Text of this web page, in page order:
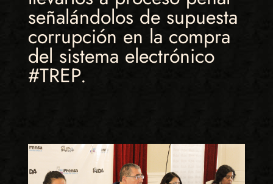
señalándolos de supuesta
corrupción en la compra
del sistema electrónico
#TREP.